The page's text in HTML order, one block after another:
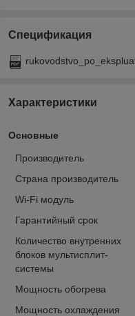
Спецификация
Характеристики
Основные
Производитель
Страна производитель
Wi-Fi модуль
Гарантийный срок
Количество внутренних
блоков мультисплит-
системы
Мощность обогрева
Мощность охлаждения